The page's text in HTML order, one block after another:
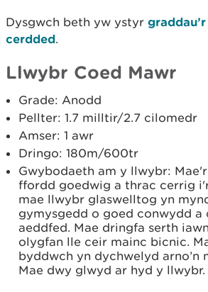
Dysgwch beth yw ystyr
cerdded.
Llwybr Coed Mawr
Grade: Anodd
Pellter: 1.7 milltir/2.7 cilomedr
Amser: 1 awr
Dringo: 180m/600tr
Gwybodaeth am y llwybr:
ffordd goedwig a thrac cerrig
mae llwybr glaswelltog yn
gymysgedd o goed conwydd a
aeddfed. Mae dringfa serth
olygfan lle ceir mainc bicnic.
byddwch yn dychwelyd arno’n
Mae dwy glwyd ar hyd y llwybr.